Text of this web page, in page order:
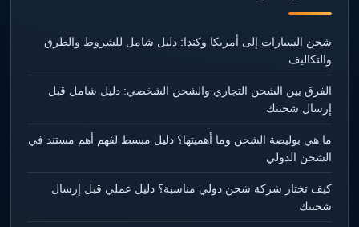
شحن السيارات إلى أمريكا وكندا: دليل شامل للشروط والطرق
والتكاليف
الفرق بين الشحن التجاري والشحن الشخصي: دليل شامل قبل
إرسال شحنتك
ما هي بوليصة الشحن وما أهميتها؟ دليل مبسط لفهم أهم مستند في
الشحن الدولي
كيف تختار شركة شحن دولي مناسبة؟ دليل عملي قبل إرسال
شحنتك